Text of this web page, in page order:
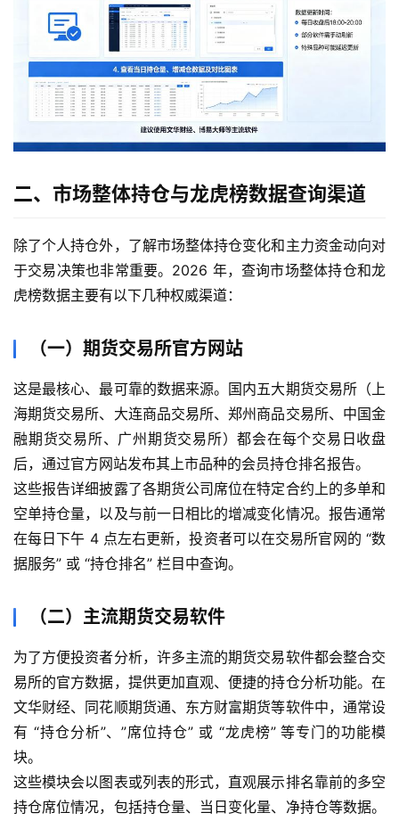
二、市场整体持仓与龙虎榜数据查询渠道
除了个人持仓外，了解市场整体持仓变化和主力资金动向对
于交易决策也非常重要。2026 年，查询市场整体持仓和龙
虎榜数据主要有以下几种权威渠道：
（一）期货交易所官方网站
这是最核心、最可靠的数据来源。国内五大期货交易所（上
海期货交易所、大连商品交易所、郑州商品交易所、中国金
融期货交易所、广州期货交易所）都会在每个交易日收盘
后，通过官方网站发布其上市品种的会员持仓排名报告。
这些报告详细披露了各期货公司席位在特定合约上的多单和
空单持仓量，以及与前一日相比的增减变化情况。报告通常
在每日下午 4 点左右更新，投资者可以在交易所官网的 “数
据服务” 或 “持仓排名” 栏目中查询。
（二）主流期货交易软件
为了方便投资者分析，许多主流的期货交易软件都会整合交
易所的官方数据，提供更加直观、便捷的持仓分析功能。在
文华财经、同花顺期货通、东方财富期货等软件中，通常设
有 “持仓分析”、”席位持仓” 或 “龙虎榜” 等专门的功能模
块。
这些模块会以图表或列表的形式，直观展示排名靠前的多空
持仓席位情况，包括持仓量、当日变化量、净持仓等数据。